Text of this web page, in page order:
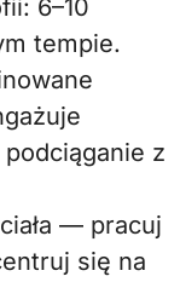
6–10
tempie.
z
— pracuj
się na